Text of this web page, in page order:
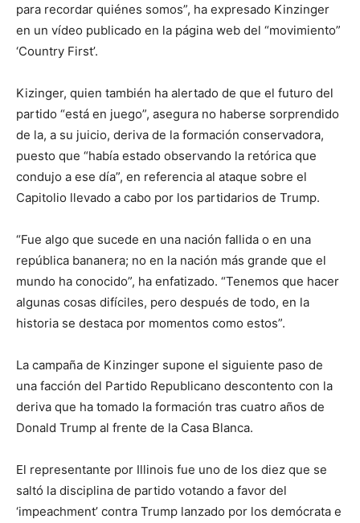
para recordar quiénes somos”, ha expresado Kinzinger
en un vídeo publicado en la página web del “movimiento”
‘Country First’.
Kizinger, quien también ha alertado de que el futuro del
partido “está en juego”, asegura no haberse sorprendido
de la, a su juicio, deriva de la formación conservadora,
puesto que “había estado observando la retórica que
condujo a ese día”, en referencia al ataque sobre el
Capitolio llevado a cabo por los partidarios de Trump.
“Fue algo que sucede en una nación fallida o en una
república bananera; no en la nación más grande que el
mundo ha conocido”, ha enfatizado. “Tenemos que hacer
algunas cosas difíciles, pero después de todo, en la
historia se destaca por momentos como estos”.
La campaña de Kinzinger supone el siguiente paso de
una facción del Partido Republicano descontento con la
deriva que ha tomado la formación tras cuatro años de
Donald Trump al frente de la Casa Blanca.
El representante por Illinois fue uno de los diez que se
saltó la disciplina de partido votando a favor del
‘impeachment’ contra Trump lanzado por los demócrata e